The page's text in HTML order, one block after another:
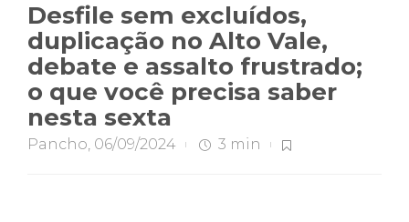
Desfile sem excluídos,
duplicação no Alto Vale,
debate e assalto frustrado;
o que você precisa saber
nesta sexta
Pancho, 06/09/2024 3 min